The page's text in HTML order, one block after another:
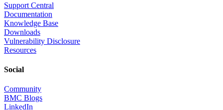
Support Central
Documentation
Knowledge Base
Downloads
Vulnerability Disclosure
Resources
Social
Community
BMC Blogs
LinkedIn